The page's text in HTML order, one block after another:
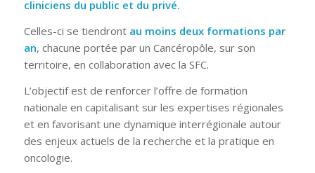
cliniciens du public et du privé.
Celles-ci se tiendront au moins deux formations par
an, chacune portée par un Cancéropôle, sur son
territoire, en collaboration avec la SFC.
L’objectif est de renforcer l’offre de formation
nationale en capitalisant sur les expertises régionales
et en favorisant une dynamique interrégionale autour
des enjeux actuels de la recherche et la pratique en
oncologie.